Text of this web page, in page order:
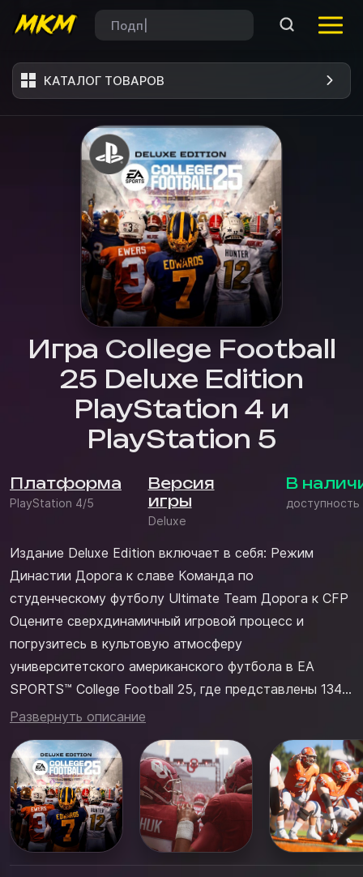
КАТАЛОГ ТОВАРОВ
Игра College Football
25 Deluxe Edition
PlayStation 4 и
PlayStation 5
Платформа
PlayStation 4/5
Версия
игры
Deluxe
В
доступность
Издание Deluxe Edition включает в себя: Режим
Династии Дорога к славе Команда по
студенческому футболу Ultimate Team Дорога к CFP
Оцените сверхдинамичный игровой процесс и
погрузитесь в культовую атмосферу
университетского американского футбола в EA
SPORTS™ College Football 25, где представлены 134
школы дивизиона FBS. CampusIQ™CampusIQ™
университетского футбола. Проверьте свое умение
принимать стратегические решения с...
Развернуть описание